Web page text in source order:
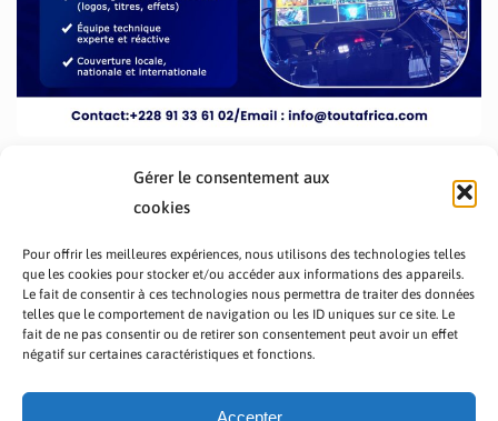
Gérer le consentement aux
cookies
Pour offrir les meilleures expériences, nous utilisons des technologies telles
que les cookies pour stocker et/ou accéder aux informations des appareils.
Le fait de consentir à ces technologies nous permettra de traiter des données
telles que le comportement de navigation ou les ID uniques sur ce site. Le
fait de ne pas consentir ou de retirer son consentement peut avoir un effet
négatif sur certaines caractéristiques et fonctions.
Accepter
PRÉSENTATION TOUTAFRICA
A PROPOS